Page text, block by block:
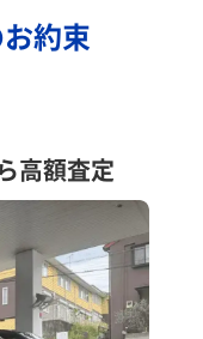
約束
高額査定